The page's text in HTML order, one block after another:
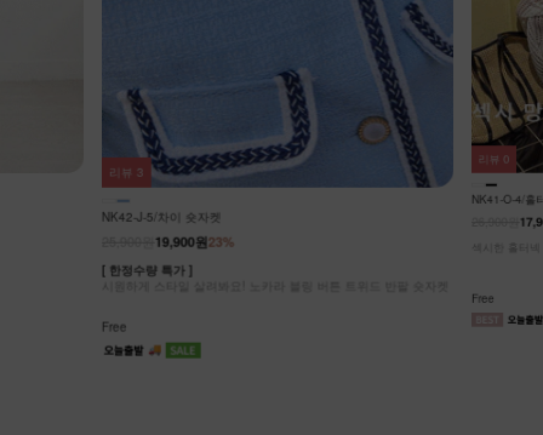
NK42-J-5/차이 숏자켓
23%
19,900원
[ 한정수량 특가 ]
Free
리뷰3
NK41-O-4/홀
Free
리뷰0